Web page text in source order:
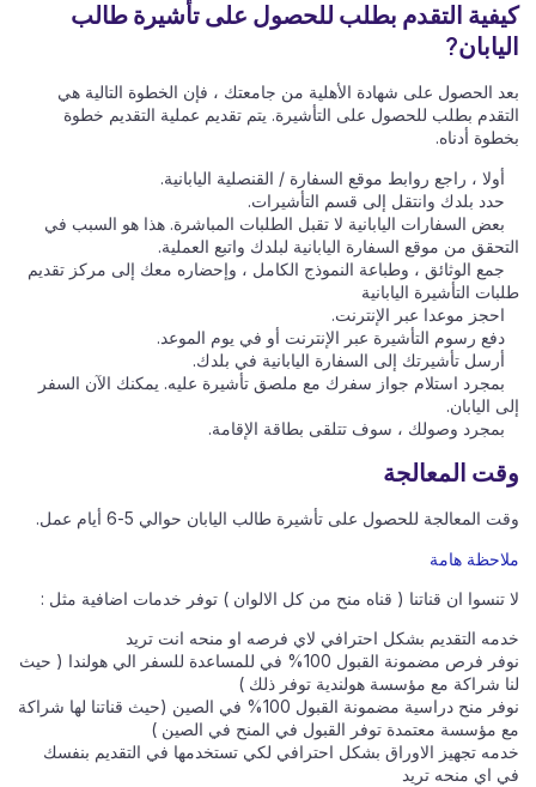
كيفية التقدم بطلب للحصول على تأشيرة طالب
اليابان?
بعد الحصول على شهادة الأهلية من جامعتك ، فإن الخطوة التالية هي
التقدم بطلب للحصول على التأشيرة. يتم تقديم عملية التقديم خطوة
بخطوة أدناه.
أولا ، راجع روابط موقع السفارة / القنصلية اليابانية.
حدد بلدك وانتقل إلى قسم التأشيرات.
بعض السفارات اليابانية لا تقبل الطلبات المباشرة. هذا هو السبب في
التحقق من موقع السفارة اليابانية لبلدك واتبع العملية.
جمع الوثائق ، وطباعة النموذج الكامل ، وإحضاره معك إلى مركز تقديم
طلبات التأشيرة اليابانية
احجز موعدا عبر الإنترنت.
دفع رسوم التأشيرة عبر الإنترنت أو في يوم الموعد.
أرسل تأشيرتك إلى السفارة اليابانية في بلدك.
بمجرد استلام جواز سفرك مع ملصق تأشيرة عليه. يمكنك الآن السفر
إلى اليابان.
بمجرد وصولك ، سوف تتلقى بطاقة الإقامة.
وقت المعالجة
وقت المعالجة للحصول على تأشيرة طالب اليابان حوالي 5-6 أيام عمل.
ملاحظة هامة
لا تنسوا ان قناتنا ( قناه منح من كل الالوان ) توفر خدمات اضافية مثل :
خدمه التقديم بشكل احترافي لاي فرصه او منحه انت تريد
نوفر فرص مضمونة القبول 100% في للمساعدة للسفر الي هولندا ( حيث
لنا شراكة مع مؤسسة هولندية توفر ذلك )
نوفر منح دراسية مضمونة القبول 100% في الصين (حيث قناتنا لها شراكة
مع مؤسسة معتمدة توفر القبول في المنح في الصين )
خدمه تجهيز الاوراق بشكل احترافي لكي تستخدمها في التقديم بنفسك
في اي منحه تريد